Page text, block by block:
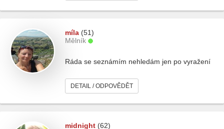
míla (51)
Mělník
Ráda se seznámím nehledám jen po vyražení
DETAIL / ODPOVĚDĚT
midnight (62)